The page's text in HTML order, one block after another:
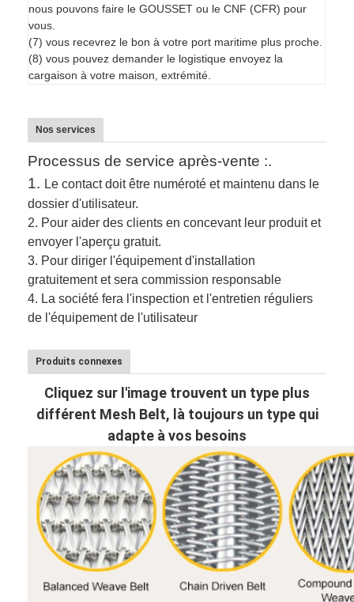
nous pouvons faire le GOUSSET ou le CNF (CFR) pour
vous.
(7) vous recevrez le bon à votre port maritime plus proche.
(8) vous pouvez demander le logistique envoyez la
cargaison à votre maison, extrémité.
Nos services
Processus de service après-vente :.
1. Le contact doit être numéroté et maintenu dans le
dossier d'utilisateur.
2. Pour aider des clients en concevant leur produit et
envoyer l'aperçu gratuit.
3. Pour diriger l'équipement d'installation
gratuitement et sera commission responsable
4. La société fera l'inspection et l'entretien réguliers
de l'équipement de l'utilisateur
Produits connexes
Cliquez sur l'image trouvent un type plus
différent Mesh Belt, là toujours un type qui
adapte à vos besoins